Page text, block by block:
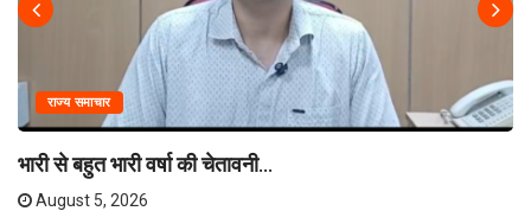
राज्य समाचार
भारी से बहुत भारी वर्षा की चेतावनी...
August 5, 2026